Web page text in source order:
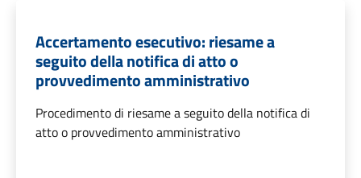
Accertamento esecutivo: riesame a
seguito della notifica di atto o
provvedimento amministrativo
Procedimento di riesame a seguito della notifica di
atto o provvedimento amministrativo